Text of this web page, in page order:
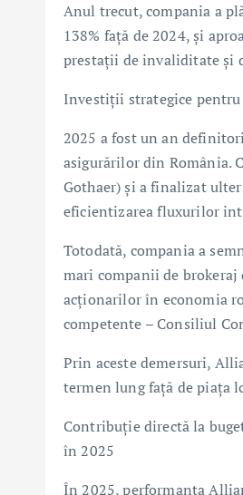
Anul trecut, compania a
138% față de 2024, și
prestații de invaliditate și
Investiții strategice
2025 a fost un an
asigurărilor din România.
Gothaer) și a finalizat
eficientizarea fluxurilor
Totodată, compania a
mari companii de
acționarilor în economia
competente – Consiliul
Prin aceste demersuri,
termen lung față de piața
Contribuție directă la
în 2025
În 2025, performanța